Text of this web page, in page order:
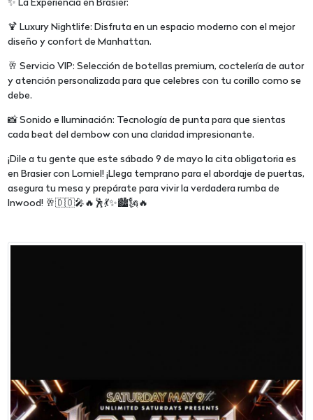
✨ La Experiencia en Brasier:
🍹 Luxury Nightlife: Disfruta en un espacio moderno con el mejor
diseño y confort de Manhattan.
🥂 Servicio VIP: Selección de botellas premium, coctelería de autor
y atención personalizada para que celebres con tu corillo como se
debe.
📸 Sonido e Iluminación: Tecnología de punta para que sientas
cada beat del dembow con una claridad impresionante.
¡Dile a tu gente que este sábado 9 de mayo la cita obligatoria es
en Brasier con Lomiel! ¡Llega temprano para el abordaje de puertas,
asegura tu mesa y prepárate para vivir la verdadera rumba de
Inwood! 🥂🇩🇴🎤🔥🕺💃✨🏙️🗽🔥